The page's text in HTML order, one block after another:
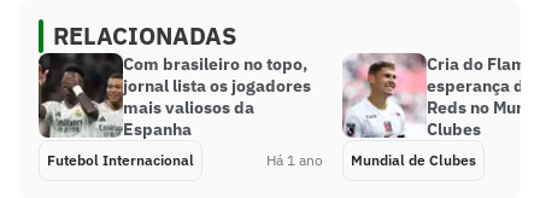
RELACIONADAS
Com brasileiro no topo,
jornal lista os jogadores
mais valiosos da
Espanha
Futebol Internacional Há 1 ano
Cria do
esperança do
Reds no
Clubes
Mundial de Clubes